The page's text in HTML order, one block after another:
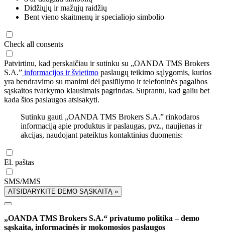
Didžiųjų ir mažųjų raidžių
Bent vieno skaitmenų ir specialiojo simbolio
Check all consents
Patvirtinu, kad perskaičiau ir sutinku su „OANDA TMS Brokers
S.A.” informacijos ir švietimo paslaugų teikimo sąlygomis, kurios
yra bendravimo su manimi dėl pasiūlymo ir telefoninės pagalbos
sąskaitos tvarkymo klausimais pagrindas. Suprantu, kad galiu bet
kada šios paslaugos atsisakyti.
Sutinku gauti „OANDA TMS Brokers S.A.” rinkodaros
informaciją apie produktus ir paslaugas, pvz., naujienas ir
akcijas, naudojant pateiktus kontaktinius duomenis:
El. paštas
SMS/MMS
ATSIDARYKITE DEMO SĄSKAITĄ »
„OANDA TMS Brokers S.A.“ privatumo politika – demo
sąskaita, informacinės ir mokomosios paslaugos